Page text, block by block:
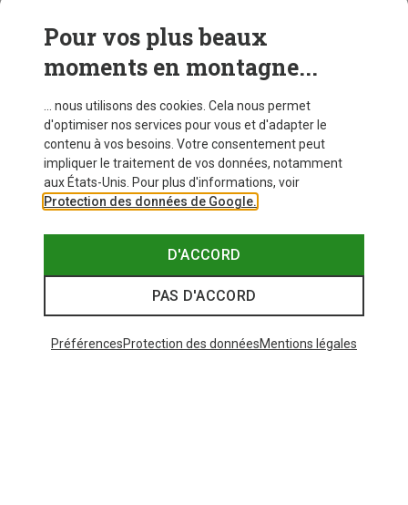
Pour vos plus beaux
moments en montagne...
... nous utilisons des cookies. Cela nous permet
d'optimiser nos services pour vous et d'adapter le
contenu à vos besoins. Votre consentement peut
impliquer le traitement de vos données, notamment
aux États-Unis. Pour plus d'informations, voir
Protection des données de Google.
D'ACCORD
PAS D'ACCORD
PréférencesProtection des donnéesMentions légales